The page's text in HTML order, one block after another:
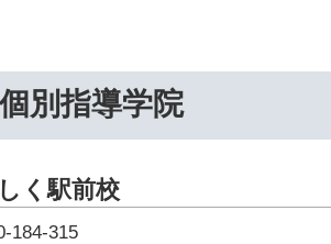
別指導学院
く駅前校
184-315